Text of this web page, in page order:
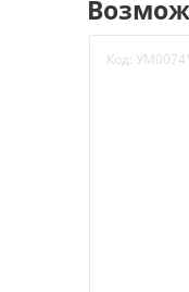
Код: УМ00741